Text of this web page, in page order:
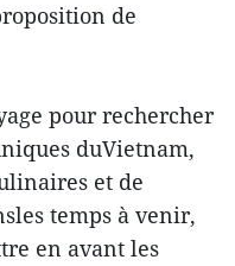
de
pour rechercher
duVietnam,
et de
temps à venir,
en avant les